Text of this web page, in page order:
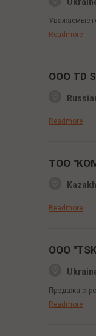
Уважаемые
Readmore
OOO TD
Readmore
TOO
Readmore
OOO
Продажа
Readmore